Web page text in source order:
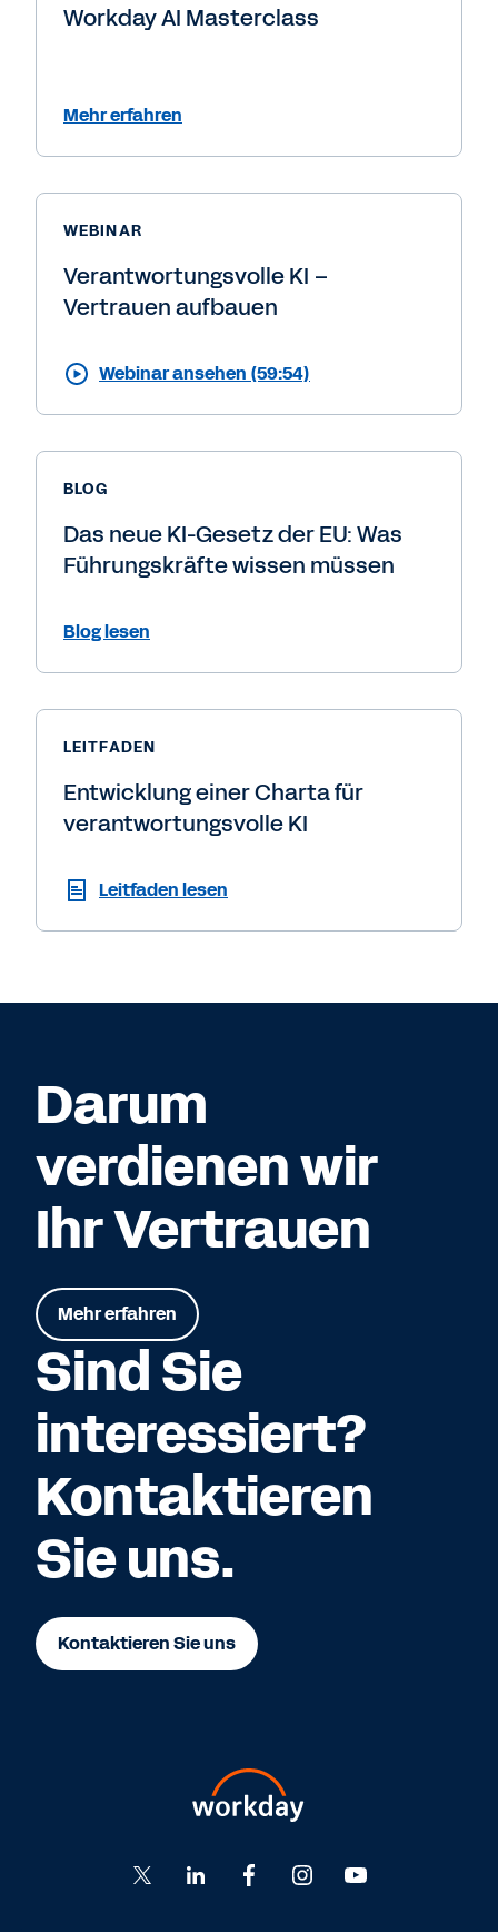
Workday AI Masterclass
Mehr erfahren
WEBINAR
Verantwortungsvolle KI –
Vertrauen aufbauen
Webinar ansehen (59:54)
BLOG
Das neue KI-Gesetz der EU: Was
Führungskräfte wissen müssen
Blog lesen
LEITFADEN
Entwicklung einer Charta für
verantwortungsvolle KI
Leitfaden lesen
Darum
verdienen wir
Ihr Vertrauen
Mehr erfahren
Sind Sie
interessiert?
Kontaktieren
Sie uns.
Kontaktieren Sie uns